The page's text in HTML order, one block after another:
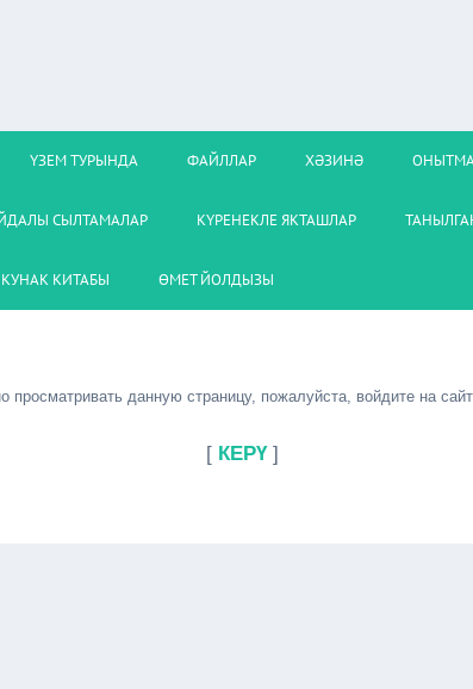
ҮЗЕМ ТУРЫНДА ФАЙЛЛАР ХӘЗИНӘ
СЫЛТАМАЛАР КҮРЕНЕКЛЕ ЯКТАШЛАР
КУНАК КИТАБЫ ӨМЕТ ЙОЛДЫЗЫ
просматривать данную страницу, пожалуйста, войдите на
[ КЕРҮ]